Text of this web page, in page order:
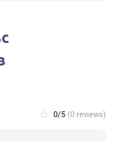
star_border 0/5 (0 reviews)